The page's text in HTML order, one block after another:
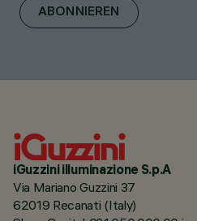
ABONNIEREN
iGuzzini illuminazione S.p.A
Via Mariano Guzzini 37
62019 Recanati (Italy)